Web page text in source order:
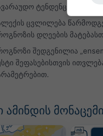
ტენდენციას
ცვლილება
დღეების
შედგენილია
შეფასებისთვის
ამინდის მონაცემი